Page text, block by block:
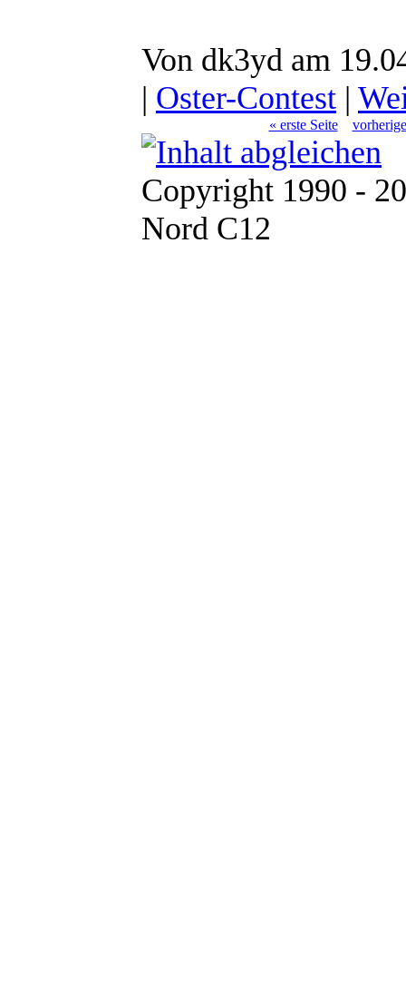
Von dk3yd am
| Oster-Contest |
« erste Seite
Copyright 1990 -
Nord C12